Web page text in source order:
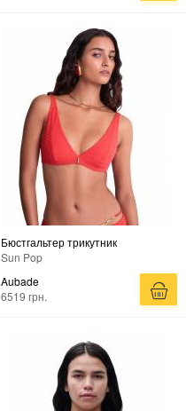
Бюстгальтер трикутник
Sun Pop
Aubade
6519 грн.